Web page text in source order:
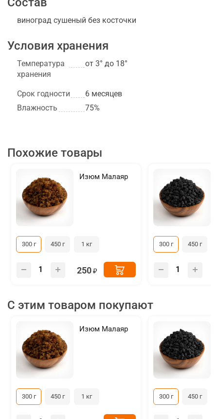
виноград сушеный без косточки
Условия хранения
Температура
хранения
от 3° до 18°
Срок годности
6 месяцев
Влажность
75%
Похожие товары
Изюм Малаяр
300 г 450 г 1 кг
250
300 г 450 г
С этим товаром покупают
Изюм Малаяр
300 г 450 г 1 кг 300 г 450 г